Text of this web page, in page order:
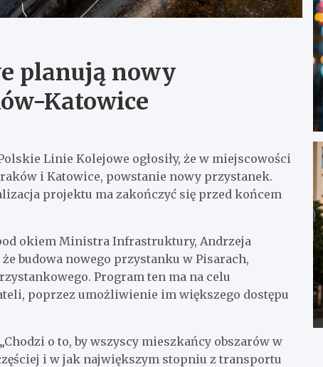
planują nowy
Katowice
Linie Kolejowe ogłosiły, że w miejscowości
i Katowice, powstanie nowy przystanek.
projektu ma zakończyć się przed końcem
okiem Ministra Infrastruktury, Andrzeja
budowa nowego przystanku w Pisarach,
Program ten ma na celu
poprzez umożliwienie im większego dostępu
o to, by wszyscy mieszkańcy obszarów w
i w jak największym stopniu z transportu